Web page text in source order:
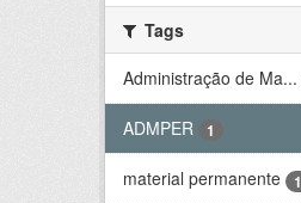
Tags
Administração de Ma...
ADMPER 1
material permanente 1